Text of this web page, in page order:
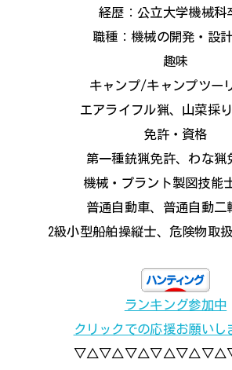
経歴：公立大学機械科
職種：機械の開発・設
趣味
キャンプ/キャンプツー
エアライフル猟、山菜採
免許・資格
第一種銃猟免許、わな猟
機械・プラント製図技能
普通自動車、普通自動二
2級小型船舶操縦士、危険物取
ランキング参加中
クリックでの応援お願いし